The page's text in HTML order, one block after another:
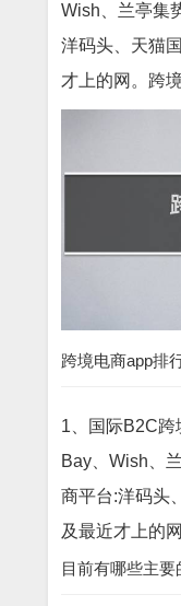
Wish、兰亭集
洋码头、天猫
才上的网。跨
跨境电商app排
1、国际B2C跨
Bay、Wish、
商平台:洋码头
及最近才上的
目前有哪些主